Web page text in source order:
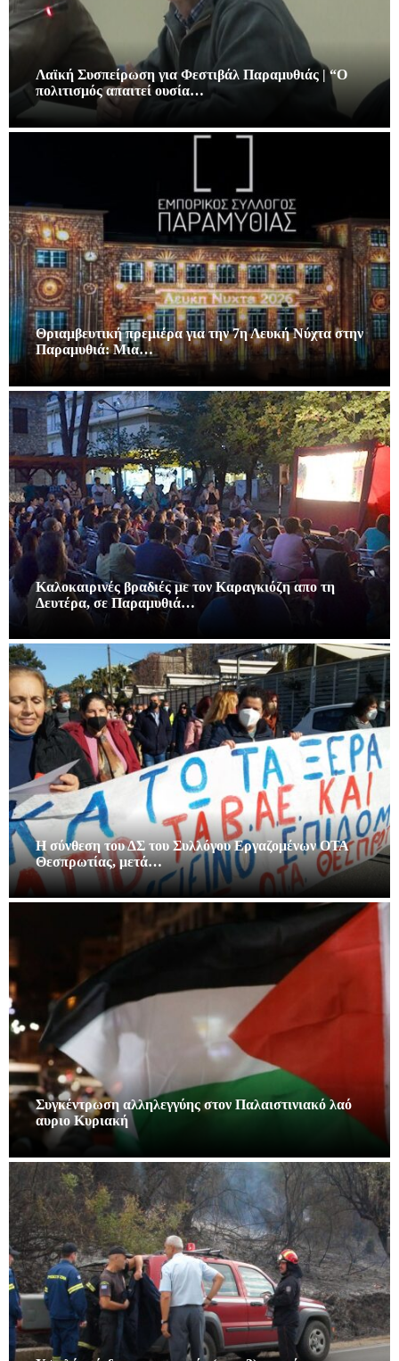
Λαϊκή Συσπείρωση για Φεστιβάλ Παραμυθιάς | “Ο
πολιτισμός απαιτεί ουσία…
Θριαμβευτική πρεμιέρα για την 7η Λευκή Νύχτα στην
Παραμυθιά: Μια…
Καλοκαιρινές βραδιές με τον Καραγκιόζη απο τη
Δευτέρα, σε Παραμυθιά…
Η σύνθεση του ΔΣ του Συλλόγου Εργαζομένων ΟΤΑ
Θεσπρωτίας, μετά…
Συγκέντρωση αλληλεγγύης στον Παλαιστινιακό λαό
αυριο Κυριακή